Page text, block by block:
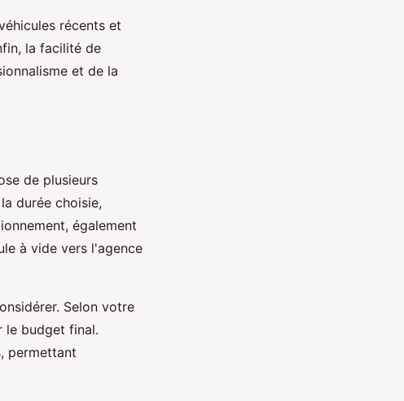
récents et
la facilité de
et de la
de plusieurs
durée choisie,
également
à vide vers l'agence
Selon votre
le budget final.
permettant